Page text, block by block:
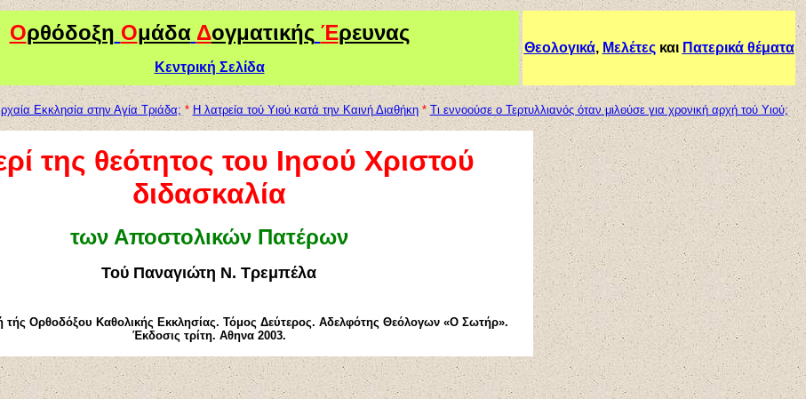
Ορθόδοξη Ομάδα Δογματικής Έρευνας
Κεντρική Σελίδα
Θεολογικά, Μελέτεςκαι Πατερικά θέματα
Εκκλησία στην Αγία Τριάδα; * Η λατρεία τού Υιού κατά την Καινή Διαθήκη* Τι εννοούσε ο Τερτυλλιανός όταν μιλούσε για χρονική αρχή τού Υιού;
της θεότητος του Ιησού Χριστού
διδασκαλία
των Αποστολικών Πατέρων
Τού Παναγιώτη Ν. Τρεμπέλα
τής Ορθοδόξου Καθολικής Εκκλησίας. Τόμος Δεύτερος. Αδελφότης Θεόλογων «Ο Σωτήρ».
Έκδοσις τρίτη. Αθηνα 2003.